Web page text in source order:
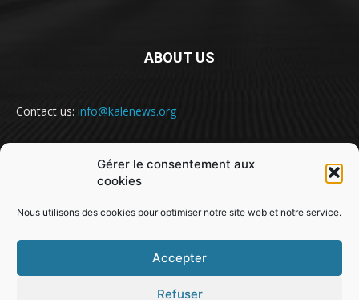
Gérer le consentement aux
cookies
Nous utilisons des cookies pour optimiser notre site web et notre service.
Accepter
Refuser
ABOUT US
Contact us: info@kalenews.org
FOLLOW US